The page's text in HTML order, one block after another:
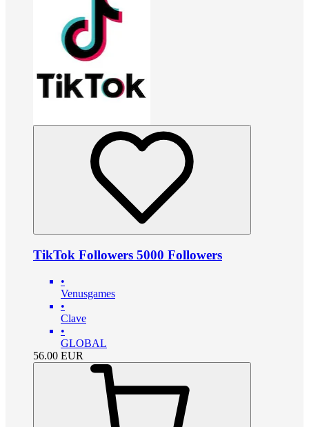
TikTok Followers 5000 Followers
•
Venusgames
•
Clave
•
GLOBAL
56.00 EUR